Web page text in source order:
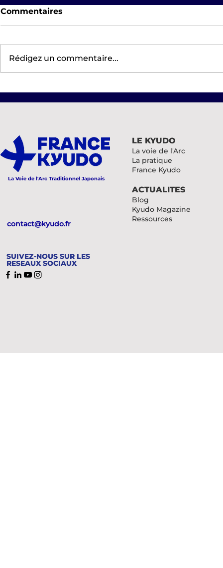
CTKyudo Nord et Est
Commentaires
Rédigez un commentaire...
La Voie de l'Arc Traditionnel Japonais
contact@kyudo.fr
SUIVEZ-NOUS SUR LES
RESEAUX SOCIAUX
LE KYUDO
La voie de l'Arc
La pratique
France Kyudo
ACTUALITES
Blog
Kyudo Magazine
Ressources